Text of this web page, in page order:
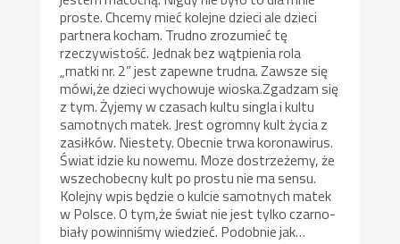
proste. Chcemy mieć kolejne dzieci ale dzieci
partnera kocham. Trudno zrozumieć tę
rzeczywistość. Jednak bez wątpienia rola
„matki nr. 2” jest zapewne trudna. Zawsze się
mówi,że dzieci wychowuje wioska.Zgadzam się
z tym. Żyjemy w czasach kultu singla i kultu
samotnych matek. Jrest ogromny kult życia z
zasiłków. Niestety. Obecnie trwa koronawirus.
Świat idzie ku nowemu. Moze dostrzeżemy, że
wszechobecny kult po prostu nie ma sensu.
Kolejny wpis będzie o kulcie samotnych matek
w Polsce. O tym,że świat nie jest tylko czarno-
biały powinniśmy wiedzieć. Podobnie jak…